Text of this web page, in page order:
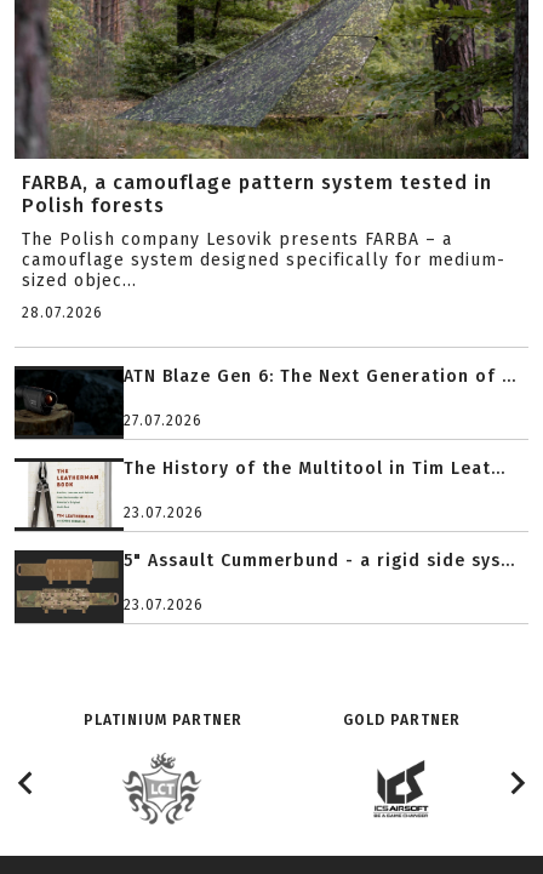
FARBA, a camouflage pattern system tested in
Polish forests
The Polish company Lesovik presents FARBA – a
camouflage system designed specifically for medium-
sized objec...
28.07.2026
ATN Blaze Gen 6: The Next Generation of ...
27.07.2026
The History of the Multitool in Tim Leat...
23.07.2026
5" Assault Cummerbund - a rigid side sys...
23.07.2026
PLATINIUM PARTNER GOLD PARTNER